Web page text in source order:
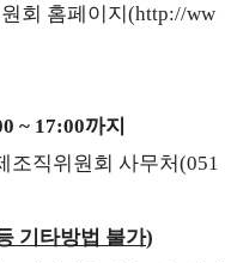
회 홈페이지(http://ww
~ 17:00까지
조직위원회 사무처(051
기타방법 불가)